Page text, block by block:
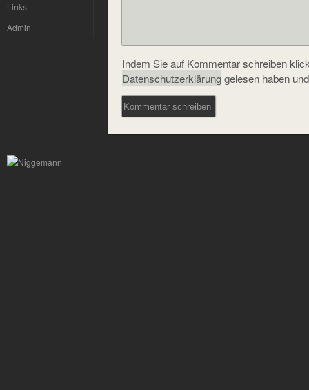
Links
Admin
Indem Sie auf Kommentar schreiben
Datenschutzerklärunggelesen haben